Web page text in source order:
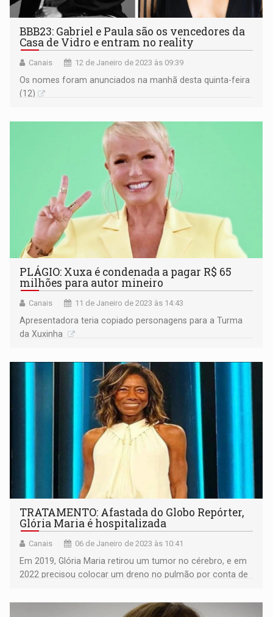
BBB23: Gabriel e Paula são os vencedores da
Casa de Vidro e entram no reality
Canais 12 de Janeiro de 2023 às 09:39
Os nomes foram anunciados na manhã desta quinta-feira
(12)
PLÁGIO: Xuxa é condenada a pagar R$ 65
milhões para autor mineiro
Canais 11 de Janeiro de 2023 às 14:43
Apresentadora teria copiado personagens para a Turma
da Xuxinha
TRATAMENTO: Afastada do Globo Repórter,
Glória Maria é hospitalizada
Canais 06 de Janeiro de 2023 às 10:41
Em 2019, Glória Maria retirou um tumor no cérebro, e em
2022 precisou colocar um dreno no pulmão por conta de